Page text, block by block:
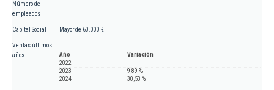
Número de
empleados
Capital Social Mayor de 60.000 €
Ventas últimos
años
Año
Variación
2022
2023
9,89 %
2024
30,53 %